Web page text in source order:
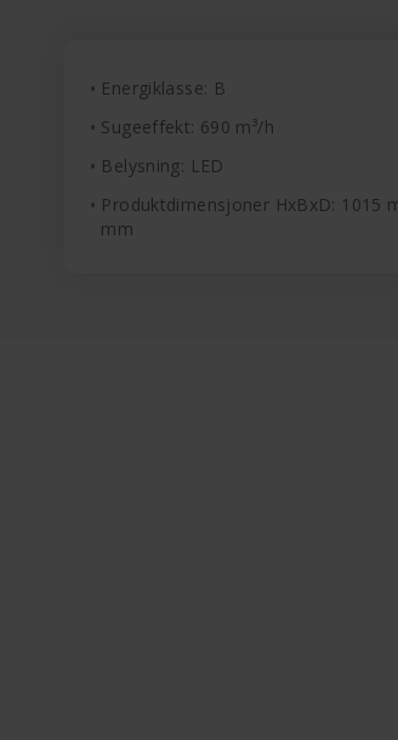
Energiklasse: B
Sugeeffekt: 690 m³/h
Belysning: LED
Produktdimensjoner HxBxD: 1015
mm